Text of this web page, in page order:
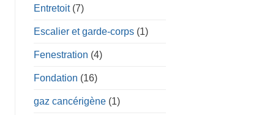
Entretoit(7)
Escalier et garde-corps(1)
Fenestration (4)
Fondation (16)
gaz cancérigène(1)